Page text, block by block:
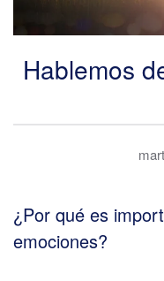
Hablemos
¿Por qué es
emociones?